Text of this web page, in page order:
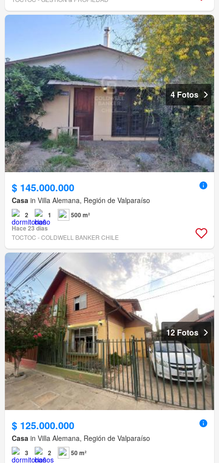
4 Fotos
$ 145.000.000
Casa in Villa Alemana, Región de Valparaíso
2 1
500 m²
Hace 23 días
TOCTOC - COLDWELL BANKER CHILE
12 Fotos
$ 125.000.000
Casa in Villa Alemana, Región de Valparaíso
3 2 50 m²